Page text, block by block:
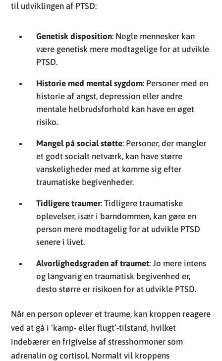
til udviklingen af PTSD:
Genetisk disposition: Nogle mennesker kan
være genetisk mere modtagelige for at udvikle
PTSD.
Historie med mental sygdom: Personer med en
historie af angst, depression eller andre
mentale helbrudsforhold kan have en øget
risiko.
Mangel på social støtte: Personer, der mangler
et godt socialt netværk, kan have større
vanskeligheder med at komme sig efter
traumatiske begivenheder.
Tidligere traumer: Tidligere traumatiske
oplevelser, især i barndommen, kan gøre en
person mere modtagelig for at udvikle PTSD
senere i livet.
Alvorlighedsgraden af traumet: Jo mere intens
og langvarig en traumatisk begivenhed er,
desto større er risikoen for at udvikle PTSD.
Når en person oplever et traume, kan kroppen reagere
ved at gå i ‘kamp- eller flugt’-tilstand, hvilket
indebærer en frigivelse af stresshormoner som
adrenalin og cortisol. Normalt vil kroppens